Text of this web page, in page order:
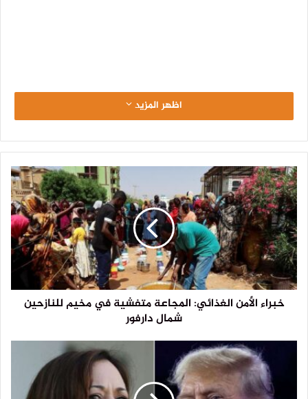
اظهر المزيد
خبراء الأمن الغذائي: المجاعة متفشية في مخيم للنازحين
شمال دارفور